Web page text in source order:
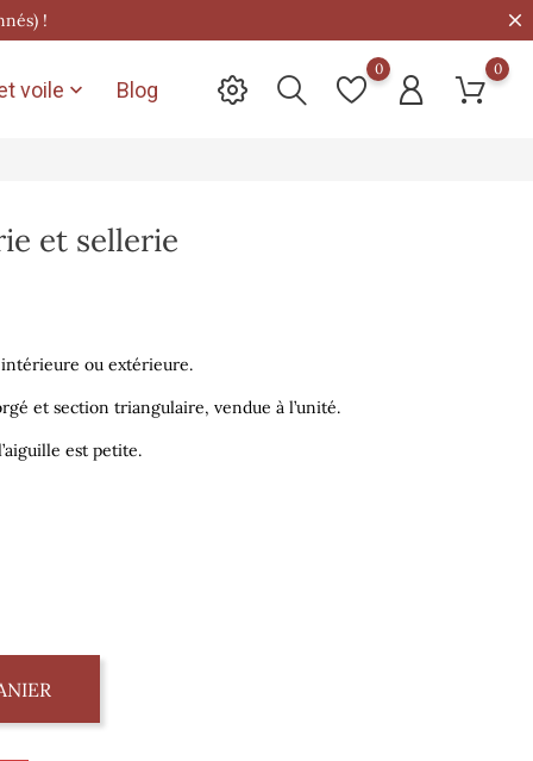
!
voile  Blog
0 0
et sellerie
ou extérieure.
et section triangulaire, vendue à l’unité.
est petite.